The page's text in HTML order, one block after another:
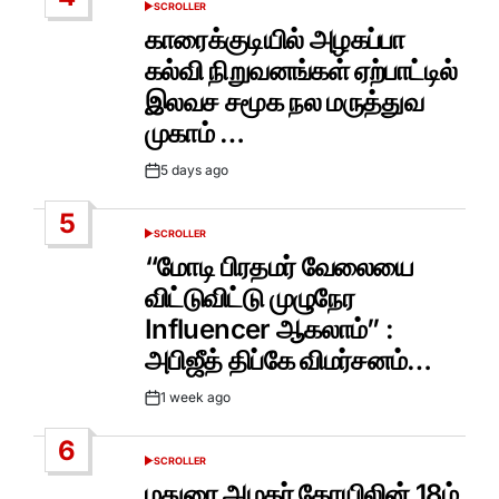
POSTED
SCROLLER
காரைக்குடியில் அழகப்பா
கல்வி நிறுவனங்கள் ஏற்பாட்டில்
இலவச சமூக நல மருத்துவ
முகாம் …
Post5 days ago
5
POSTED
SCROLLER
“மோடி பிரதமர் வேலையை
விட்டுவிட்டு முழுநேர
Influencer ஆகலாம்” :
அபிஜீத் திப்கே விமர்சனம்…
Post1 week ago
6
POSTED
SCROLLER